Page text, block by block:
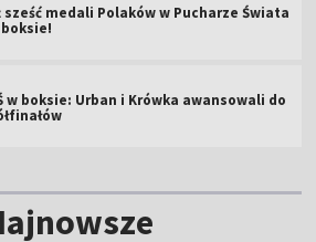
sześć medali Polaków w Pucharze Świata
w boksie: Urban i Krówka awansowali do